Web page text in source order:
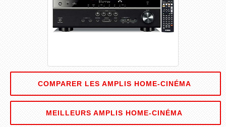
COMPARER LES AMPLIS HOME-CINÉMA
MEILLEURS AMPLIS HOME-CINÉMA